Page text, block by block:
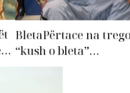
BletaPërtace na
“kush o bleta”…